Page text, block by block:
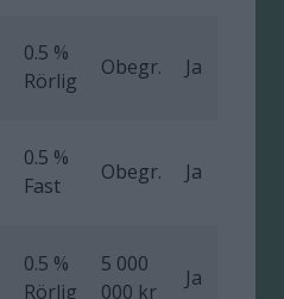
0.5 %
Rörlig
Obegr. Ja
0.5 %
Fast
Obegr. Ja
0.5 %
Rörlig
5 000
000 kr
Ja